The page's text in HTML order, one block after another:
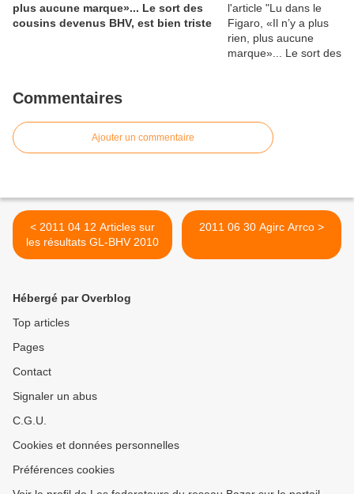
plus aucune marque»... Le sort des
cousins devenus BHV, est bien triste
Commentaires
Ajouter un commentaire
< 2011 04 12 Articles sur
les résultats GL-BHV 2010
2011 06 30 Agirc Arrco >
Hébergé par Overblog
Top articles
Pages
Contact
Signaler un abus
C.G.U.
Cookies et données personnelles
Préférences cookies